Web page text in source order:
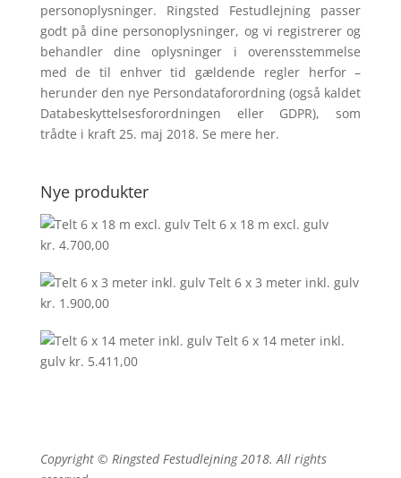
personoplysninger. Ringsted Festudlejning passer
godt på dine personoplysninger, og vi registrerer og
behandler dine oplysninger i overensstemmelse
med de til enhver tid gældende regler herfor –
herunder den nye Persondataforordning (også kaldet
Databeskyttelsesforord­ningen eller GDPR), som
trådte i kraft 25. maj 2018. Se mere her.
Nye produkter
Telt 6 x 18 m excl. gulv
kr. 4.700,00
Telt 6 x 3 meter inkl. gulv
kr. 1.900,00
Telt 6 x 14 meter inkl.
gulv kr. 5.411,00
Copyright © Ringsted Festudlejning 2018. All rights